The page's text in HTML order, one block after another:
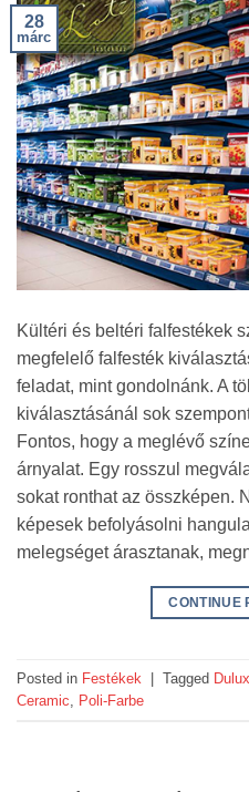
28
márc
Kültéri és beltéri falfestékek
megfelelő falfesték
feladat, mint gondolnánk. A
kiválasztásánál sok
Fontos, hogy a meglévő
árnyalat. Egy rosszul
sokat ronthat az összképen.
képesek befolyásolni
melegséget árasztanak,
CONTINUE
Posted in Festékek | Tagged Dulux
Ceramic
Poli-Farbe